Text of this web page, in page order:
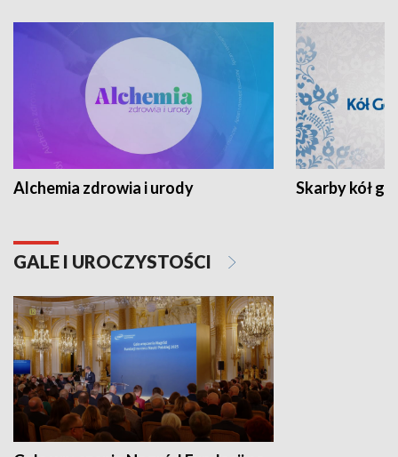
Alchemia zdrowia i urody Skarby kół
GALE I UROCZYSTOŚCI